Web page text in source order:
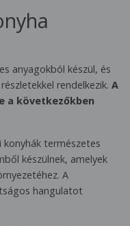
anyagokból készül, és
rendelkezik. A
a következőkben
konyhák természetes
készülnek, amelyek
A
hangulatot